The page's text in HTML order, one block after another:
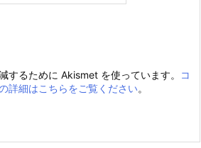
するために Akismet を使っています。
コ
詳細はこちらをご覧ください。